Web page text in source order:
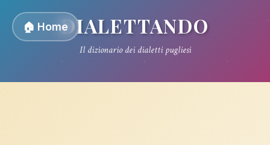
🏠 HomeDIALETTANDO
Il dizionario dei dialetti pugliesi